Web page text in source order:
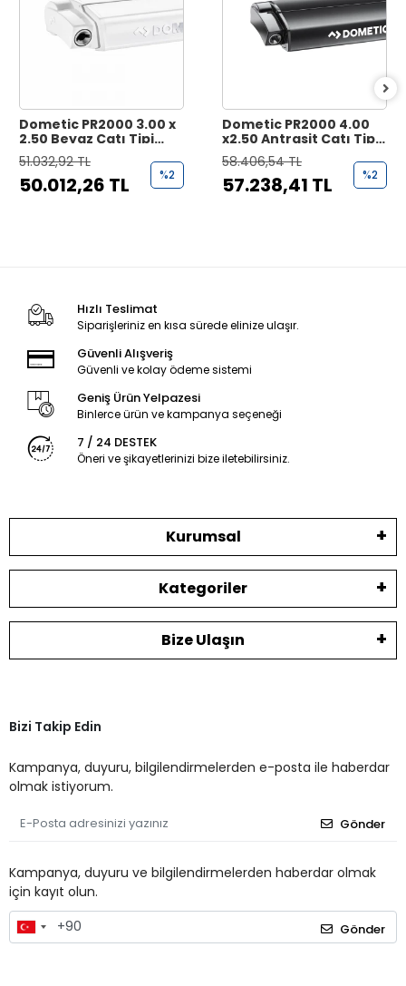
Dometic PR2000 3.00 x
2.50 Beyaz Çatı Tipi
Karavan Tentesi
51.032,92 TL
50.012,26 TL %2
Dometic PR2000 4.00
x2.50 Antrasit Çatı Tipi
Karavan Tentesi
58.406,54 TL
57.238,41 TL %2
Hızlı Teslimat
Siparişleriniz en kısa sürede elinize ulaşır.
Güvenli Alışveriş
Güvenli ve kolay ödeme sistemi
Geniş Ürün Yelpazesi
Binlerce ürün ve kampanya seçeneği
7 / 24 DESTEK
Öneri ve şikayetlerinizi bize iletebilirsiniz.
Kurumsal
Kategoriler
Bize Ulaşın
Bizi Takip Edin
Kampanya, duyuru, bilgilendirmelerden e-posta ile haberdar
olmak istiyorum.
Gönder
Kampanya, duyuru ve bilgilendirmelerden haberdar olmak
için kayıt olun.
Gönder